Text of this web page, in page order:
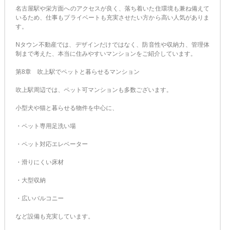
名古屋駅や栄方面へのアクセスが良く、落ち着いた住環境も兼ね備えて
いるため、仕事もプライベートも充実させたい方から高い人気がありま
す。
Nタウン不動産では、デザインだけではなく、防音性や収納力、管理体
制まで考えた、本当に住みやすいマンションをご紹介しています。
第8章 吹上駅でペットと暮らせるマンション
吹上駅周辺では、ペット可マンションも多数ございます。
小型犬や猫と暮らせる物件を中心に、
・ペット専用足洗い場
・ペット対応エレベーター
・滑りにくい床材
・大型収納
・広いバルコニー
など設備も充実しています。